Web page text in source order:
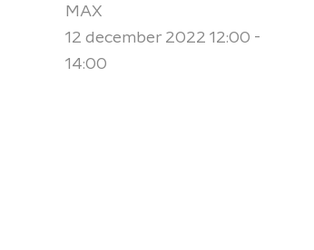
MAX
12 december 2022 12:00 -
14:00